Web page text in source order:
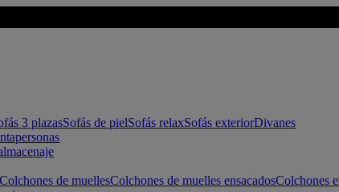
3 plazasSofás de pielSofás relaxSofás exteriorDivanes
Colchones de muellesColchones de muelles ensacadosColchones